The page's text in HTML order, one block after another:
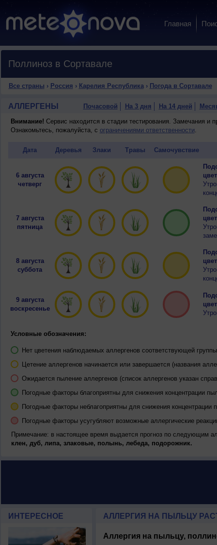
Главная
Поллиноз в Сортавале
Все страны › Россия › Карелия Республика› Погода в Сортавале
АЛЛЕРГЕНЫ Почасовой На 3 дня На 14 дней
Внимание! Сервис находится в стадии тестирования. Замечания и
Ознакомьтесь, пожалуйста, с ограничениями ответственности.
Дата Деревья Злаки Травы Самочувствие
6 августа
четверг
7 августа
пятница
8 августа
суббота
9 августа
воскресенье
Условные обозначения:
Нет цветения наблюдаемых аллергенов соответствующей
Цетение аллергенов начинается или завершается (названия
Ожидается пыление аллергенов (список аллергенов указан
Погодные факторы благоприятны для снижения концентрации
Погодные факторы неблагоприятны для снижения концентрации
Погодные факторы усугубляют возможные аллергические
Примечание: в настоящее время выдается прогноз по следующим
клен, дуб, липа, злаковые, полынь, лебеда, подорожник.
ИНТЕРЕСНОЕ АЛЛЕРГИЯ НА ПЫЛЬЦУ
Аллергия на пыльцу,